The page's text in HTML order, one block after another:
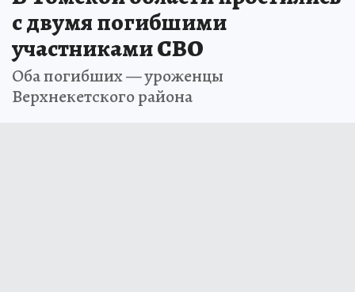
с двумя погибшими
участниками СВО
Оба погибших — уроженцы
Верхнекетского района